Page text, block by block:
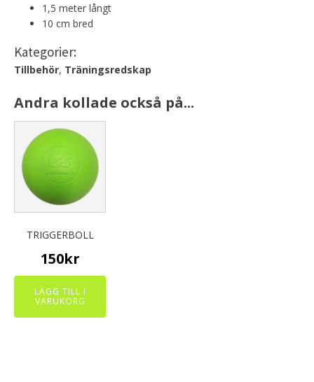
1,5 meter långt
10 cm bred
Kategorier:
Tillbehör, Träningsredskap
Andra kollade också på...
TRIGGERBOLL
150kr
LÄGG TILL I
VARUKORG